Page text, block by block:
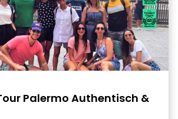
Palermo Authentisch &